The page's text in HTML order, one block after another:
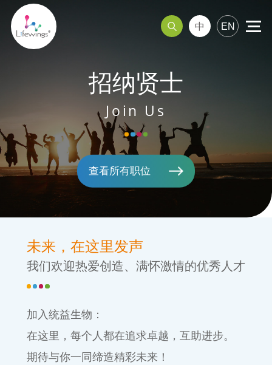
中 EN
招纳贤士
Join Us
查看所有职位
未来，在这里发声
我们欢迎热爱创造、满怀激情的优秀人才
加入统益生物：
在这里，每个人都在追求卓越，互助进步。
期待与你一同缔造精彩未来！